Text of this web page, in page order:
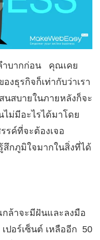
ำบากก่อน คุณเคย
งธุรกิจก็เท่ากับว่าเรา
นสบายในภายหลังก็จะ
ม่มีอะไรได้มาโดย
รค์ที่จะต้องเจอ
สึกภูมิใจมากในสิ่งที่ได้
ล้าจะมีฝันและลงมือ
ปอร์เซ็นต์ เหลืออีก 50